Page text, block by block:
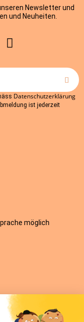
Newsletter und
und Neuheiten.
Datenschutzerklärung
ist jederzeit
möglich